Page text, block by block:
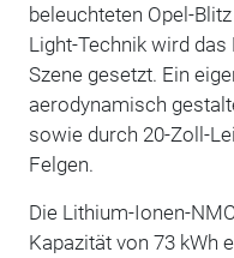
beleuchteten Opel-
Light-Technik wird
Szene gesetzt. Ein
aerodynamisch
sowie durch 20-Zoll-
Felgen.
Die Lithium-Ionen-
Kapazität von 73 kWh